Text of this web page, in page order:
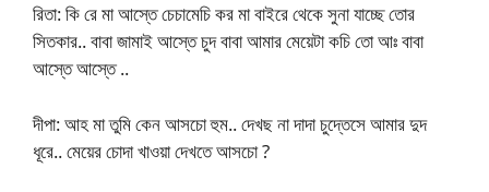
রিতা: কি রে মা আস্তে চেচামেচি কর মা বাইরে থেকে সুনা যাচ্ছে তোর
সিতকার.. বাবা জামাই আস্তে চুদ বাবা আমার মেয়েটা কচি তো আঃ বাবা
আস্তে আস্তে ..
দীপা: আহ মা তুমি কেন আসচো হুম.. দেখছ না দাদা চুদ্তেসে আমার দুদ
ধূরে.. মেয়ের চোদা খাওয়া দেখতে আসচো ?